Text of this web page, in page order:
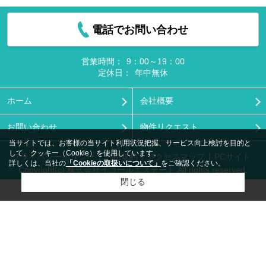
電話でお問い合わせ
営業時間：
9：00～19：00
定休日：
年中無休
ホーム 会社概要
お問い合わせ 物件リクエスト
プライバシーポリシー 利用規約 アクセスマップ
PCサイト
Copyright(c) 株式会社イコールエステート All rights reserved.
当サイトでは、お客様の当サイト利用状況把握、サービス向上検討を目的と
して、クッキー（Cookie）を使用しています。
詳しくは、当社の 「Cookieの取扱いについて」 をご確認ください。
閉じる